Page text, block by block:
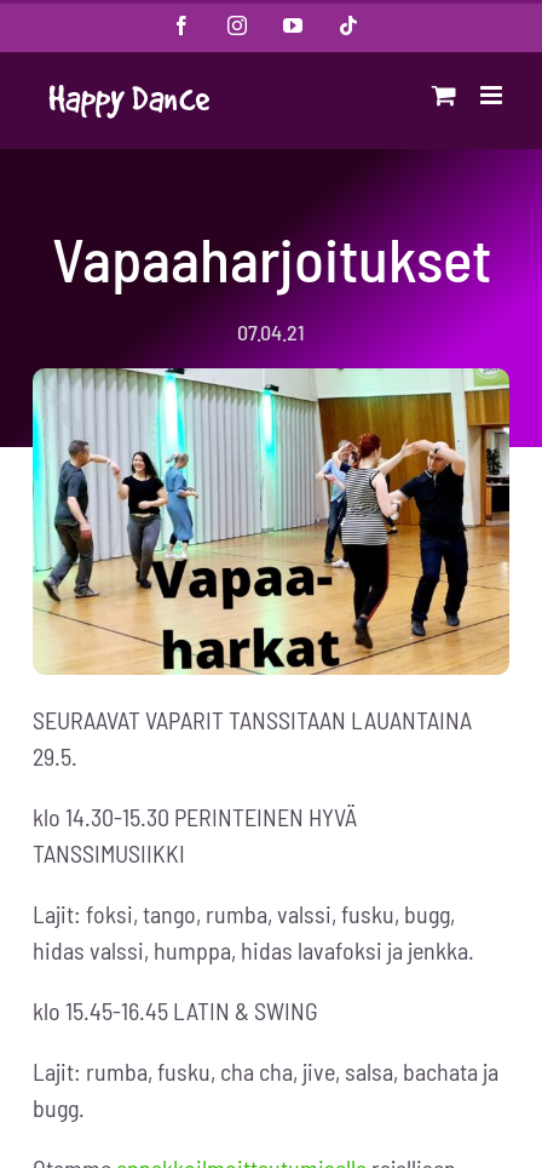
to
content
FacebookInstagramYouTube
Vapaaharjoitukset
07.04.21
SEURAAVAT VAPARIT TANSSITAAN LAUANTAINA
29.5.
klo 14.30-15.30 PERINTEINEN HYVÄ
TANSSIMUSIIKKI
Lajit: foksi, tango, rumba, valssi, fusku, bugg,
hidas valssi, humppa, hidas lavafoksi ja jenkka.
klo 15.45-16.45 LATIN & SWING
Lajit: rumba, fusku, cha cha, jive, salsa, bachata ja
bugg.